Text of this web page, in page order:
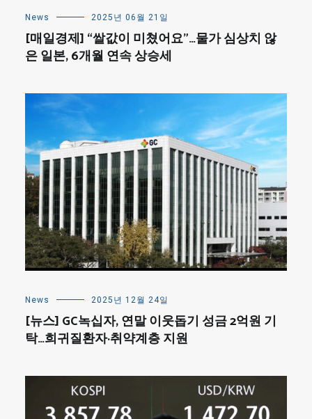
News 2025년 06월 21일
[매일경제] “쌀값이 미쳤어요”…물가 심상치 않
은 일본, 6개월 연속 상승세
News 2025년 12월 24일
[뉴스] GC녹십자, 연말 이웃돕기 성금 2억원 기
탁…희귀질환자·취약계층 지원